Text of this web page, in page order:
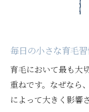
忙しい人
育毛を促進
とめ
運動と睡眠で
育毛を意識
毎日の小さな育毛
育毛において最も大
重ねです。なぜなら
によって大きく影響